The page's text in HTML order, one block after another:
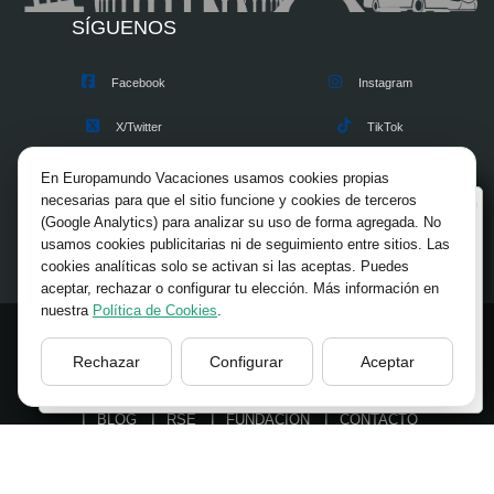
SÍGUENOS
Facebook
X/Twitter
Blog
Opiniones
Instagram
TikTok
Youtube
Pinterest
© 2026 Europamundo.
Todos los derechos reservados.
BLOG
RSE FUNDACIÓN
CONTACTO
Bienvenido a Europamundo Vacaciones, está usted
en el sitio internacional de:
Wellcome to Europamundo Vacations, your in the
international site of:
cambiar/change
En Europamundo Vacaciones usamos cookies propias
necesarias para que el sitio funcione y cookies de terceros
(Google Analytics) para analizar su uso de forma agregada. No
usamos cookies publicitarias ni de seguimiento entre sitios. Las
cookies analíticas solo se activan si las aceptas. Puedes
aceptar, rechazar o configurar tu elección. Más información en
nuestra Política de Cookies.
Rechazar Configurar Aceptar